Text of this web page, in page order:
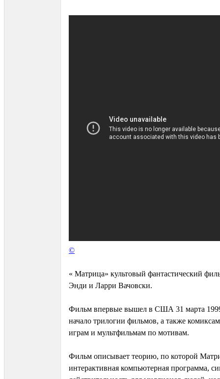
©
« Матрица» культовый фантастический
Энди и Ларри Вачовски.
Фильм впервые вышел в США 31 марта
начало трилогии фильмов, а также
играм и мультфильмам по мотивам.
Фильм описывает теорию, по которой
интерактивная компьютерная программа,